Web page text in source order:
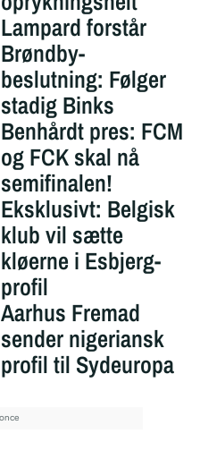
Lampard forstår
Brøndby-
beslutning: Følger
stadig Binks
Benhårdt pres: FCM
og FCK skal nå
semifinalen!
Eksklusivt: Belgisk
klub vil sætte
kløerne i Esbjerg-
profil
Aarhus Fremad
sender nigeriansk
profil til Sydeuropa